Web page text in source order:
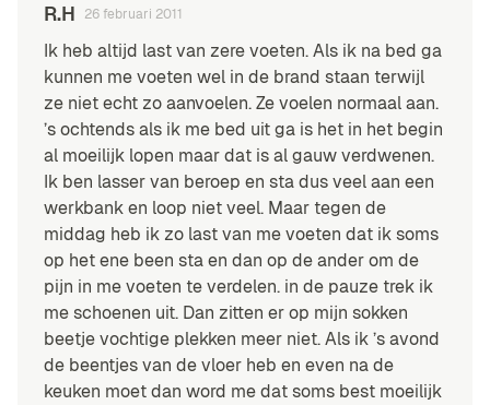
R.H 26 februari 2011
Ik heb altijd last van zere voeten. Als ik na bed ga
kunnen me voeten wel in de brand staan terwijl
ze niet echt zo aanvoelen. Ze voelen normaal aan.
’s ochtends als ik me bed uit ga is het in het begin
al moeilijk lopen maar dat is al gauw verdwenen.
Ik ben lasser van beroep en sta dus veel aan een
werkbank en loop niet veel. Maar tegen de
middag heb ik zo last van me voeten dat ik soms
op het ene been sta en dan op de ander om de
pijn in me voeten te verdelen. in de pauze trek ik
me schoenen uit. Dan zitten er op mijn sokken
beetje vochtige plekken meer niet. Als ik ’s avond
de beentjes van de vloer heb en even na de
keuken moet dan word me dat soms best moeilijk